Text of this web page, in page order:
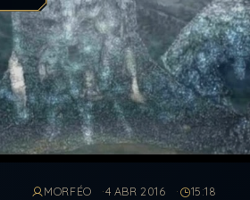
MORFÉO 4 ABR 2016 15:18